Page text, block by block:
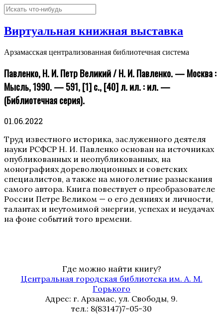
Виртуальная книжная выставка
Арзамасская централизованная библиотечная система
Павленко, Н. И. Петр Великий / Н. И. Павленко. — Москва :
Мысль, 1990. — 591, [1] с., [40] л. ил. : ил. —
(Библиотечная серия).
01.06.2022
Труд известного историка, заслуженного деятеля
науки РСФСР Н. И. Павленко основан на источниках
опубликованных и неопубликованных, на
монографиях дореволюционных и советских
специалистов, а также на многолетние разыскания
самого автора. Книга повествует о преобразователе
России Петре Великом — о его деяниях и личности,
талантах и неутомимой энергии, успехах и неудачах
на фоне событий того времени.
Где можно найти книгу?
Центральная городская библиотека им. А. М.
Горького
Адрес: г. Арзамас, ул. Свободы, 9.
тел.: 8(83147)7-05-30